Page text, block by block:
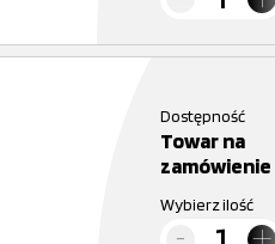
Dostępność
Towar na
zamówienie
Wybierz ilość